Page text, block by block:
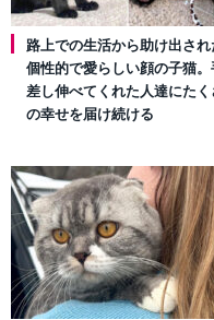
路上での生活から助け出され
個性的で愛らしい顔の子猫。
差し伸べてくれた人達にたく
の幸せを届け続ける